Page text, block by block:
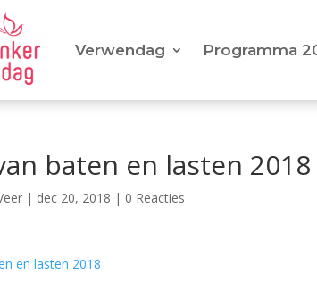
Verwendag Programma
baten en lasten 2018
| dec 20, 2018 | 0 Reacties
en lasten 2018